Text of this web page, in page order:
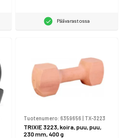
Päävarastossa
Tuotenumero: 6359656 | TX-3223
TRIXIE 3223, koira, puu, puu,
230 mm, 400 g